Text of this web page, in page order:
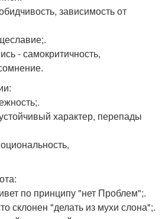
зависимость от
- самокритичность,
характер, перепады
по принципу "нет Проблем";.
склонен "делать из мухи слона";.